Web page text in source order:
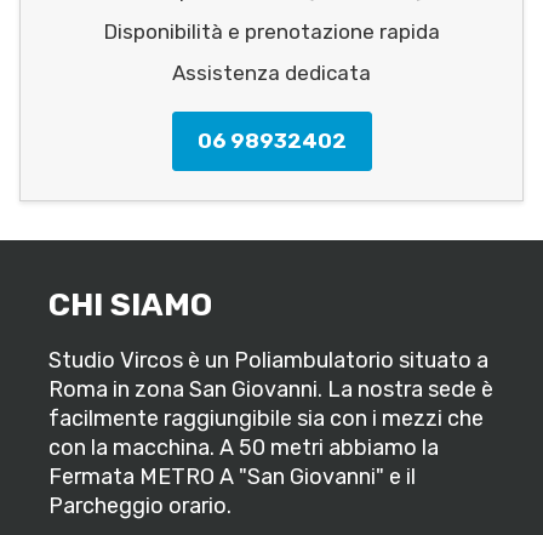
Disponibilità e prenotazione rapida
Assistenza dedicata
06 98932402
CHI SIAMO
Studio Vircos è un Poliambulatorio situato a
Roma in zona San Giovanni. La nostra sede è
facilmente raggiungibile sia con i mezzi che
con la macchina. A 50 metri abbiamo la
Fermata METRO A "San Giovanni" e il
Parcheggio orario.